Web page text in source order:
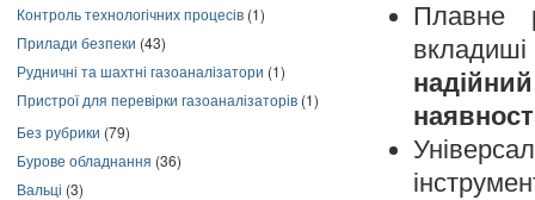
Контроль технологічних процесів (1)
Прилади безпеки (43)
Рудничні та шахтні газоаналізатори (1)
Пристрої для перевірки газоаналізаторів (1)
Без рубрики (79)
Бурове обладнання (36)
Вальці (3)
Плавне